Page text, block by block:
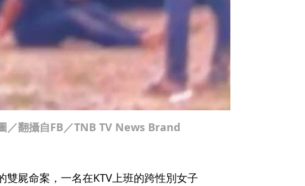
／翻攝自FB／TNB TV News Brand
屍命案，一名在KTV上班的跨性別女子